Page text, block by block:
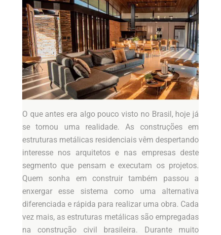
O que antes era algo pouco visto no Brasil, hoje já
se tornou uma realidade. As construções em
estruturas metálicas residenciais vêm despertando
interesse nos arquitetos e nas empresas deste
segmento que pensam e executam os projetos.
Quem sonha em construir também passou a
enxergar esse sistema como uma alternativa
diferenciada e rápida para realizar uma obra. Cada
vez mais, as estruturas metálicas são empregadas
na construção civil brasileira. Durante muito